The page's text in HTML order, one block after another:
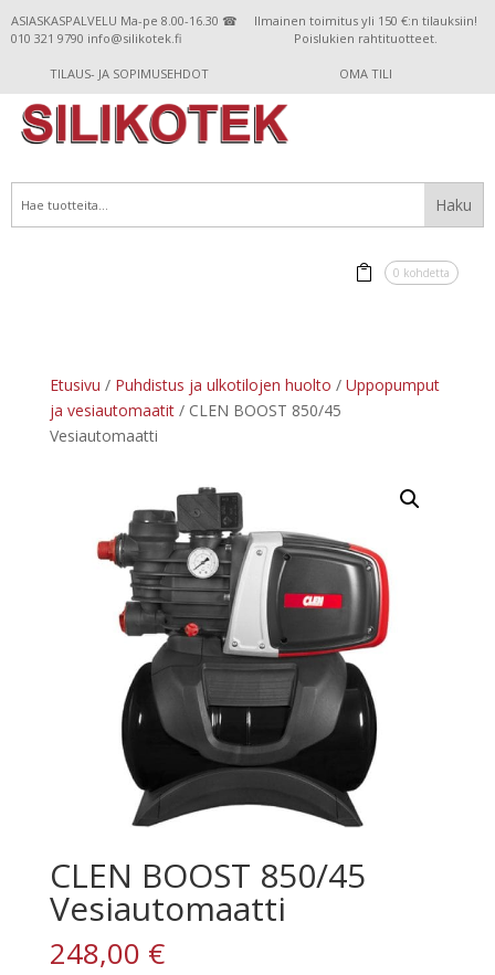
ASIASKASPALVELU Ma-pe 8.00-16.30 ☎
010 321 9790 info@silikotek.fi
Ilmainen toimitus yli 150 €:n tilauksiin!
Poislukien rahtituotteet.
TILAUS- JA SOPIMUSEHDOT OMA TILI
0 kohdetta
Etusivu / Puhdistus ja ulkotilojen huolto / Uppopumput
ja vesiautomaatit/ CLEN BOOST 850/45
Vesiautomaatti
CLEN BOOST 850/45
Vesiautomaatti
248,00 €